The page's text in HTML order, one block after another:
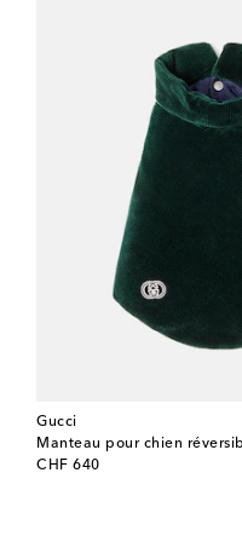
Gucci
Manteau pour chien
CHF 640
original price